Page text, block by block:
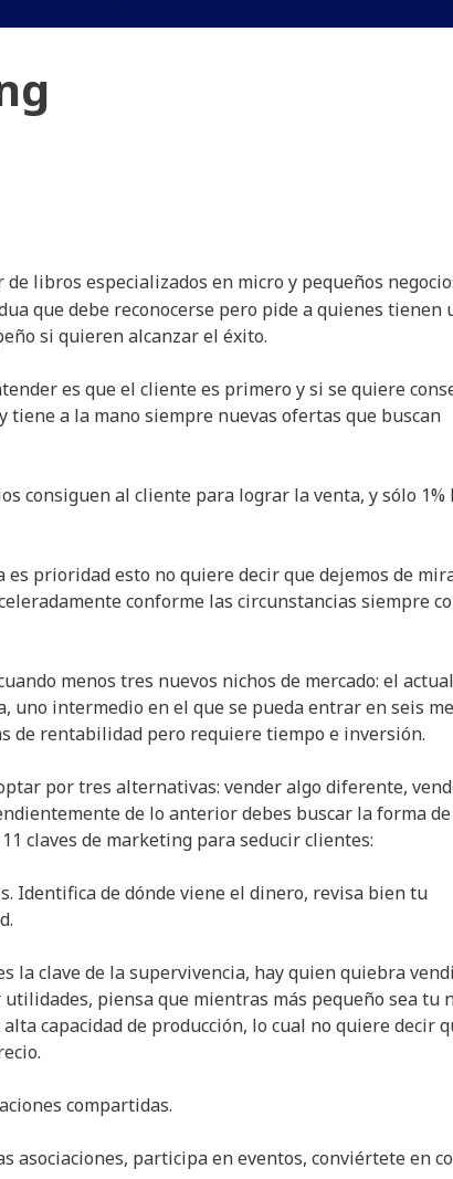
libros especializados en micro y pequeños
que debe reconocerse pero pide a quienes tienen
si quieren alcanzar el éxito.
es que el cliente es primero y si se quiere
tiene a la mano siempre nuevas ofertas que buscan
consiguen al cliente para lograr la venta, y sólo
prioridad esto no quiere decir que dejemos de
conforme las circunstancias siempre
menos tres nuevos nichos de mercado: el
intermedio en el que se pueda entrar en seis
de rentabilidad pero requiere tiempo e inversión.
por tres alternativas: vender algo diferente,
de lo anterior debes buscar la forma de
claves de marketing para seducir clientes:
Identifica de dónde viene el dinero, revisa bien tu
la clave de la supervivencia, hay quien quiebra
piensa que mientras más pequeño sea tu
capacidad de producción, lo cual no quiere decir
compartidas.
asociaciones, participa en eventos, conviértete en